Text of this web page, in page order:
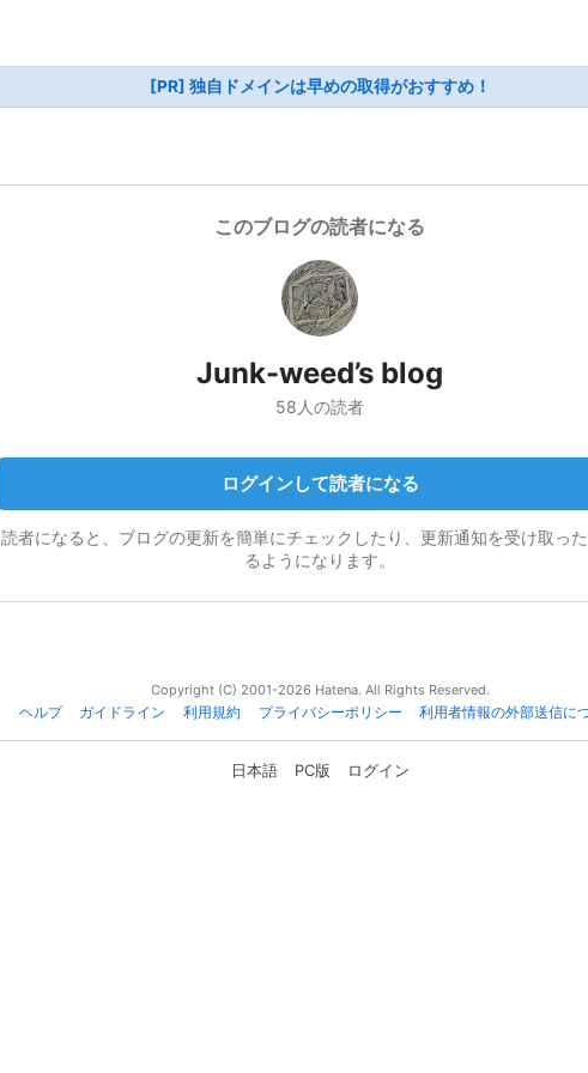
[PR] 独自ドメインは早めの取得がおすすめ！
このブログの読者になる
Junk-weed’s blog
58人の読者
ログインして読者になる
読者になると、ブログの更新を簡単にチェックしたり、更新通知を受け取っ
るようになります。
Copyright (C) 2001-2026 Hatena. All Rights Reserved.
ヘルプ
ガイドライン 利用規約 プライバシーポリシー 利用者情報の外部送信に
日本語 PC版 ログイン